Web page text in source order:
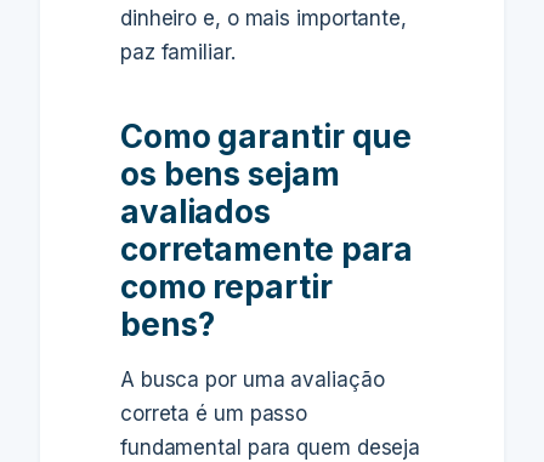
dinheiro e, o mais importante,
paz familiar.
Como garantir que
os bens sejam
avaliados
corretamente para
como repartir
bens?
A busca por uma avaliação
correta é um passo
fundamental para quem deseja